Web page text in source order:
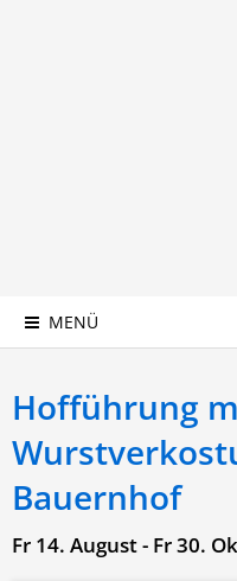
MENÜ
Hofführung
Bauernhof
Fr 14. August - Fr 30.